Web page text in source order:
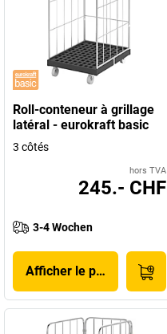
Roll-conteneur à grillage
latéral - eurokraft basic
3 côtés
hors TVA
245.- CHF
3-4 Wochen
Afficher le produit